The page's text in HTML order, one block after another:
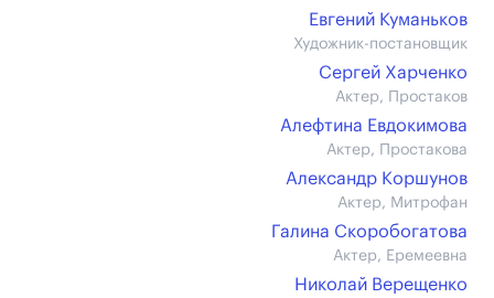
Евгений Куманьков
Художник-постановщик
Сергей Харченко
Актер, Простаков
Алефтина Евдокимова
Актер, Простакова
Александр Коршунов
Актер, Митрофан
Галина Скоробогатова
Актер, Еремеевна
Николай Верещенко